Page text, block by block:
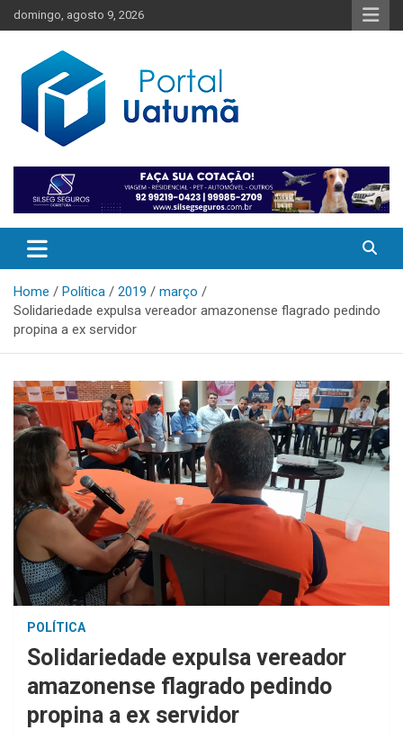
Skip
to
domingo, agosto 9, 2026
Portal Uatumã
Home Política 2019
março
Solidariedade expulsa vereador amazonense flagrado pedindo
propina a ex servidor
POLÍTICA
Solidariedade expulsa vereador
amazonense flagrado pedindo
propina a ex servidor